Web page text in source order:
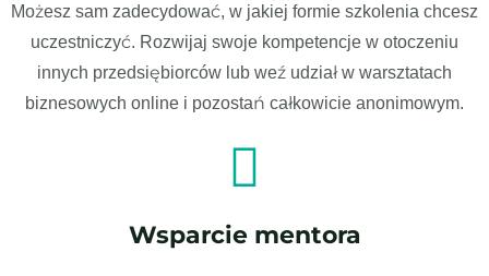
Możesz sam zadecydować, w jakiej formie szkolenia chcesz
uczestniczyć. Rozwijaj swoje kompetencje w otoczeniu
innych przedsiębiorców lub weź udział w warsztatach
biznesowych online i pozostań całkowicie anonimowym.
Wsparcie mentora